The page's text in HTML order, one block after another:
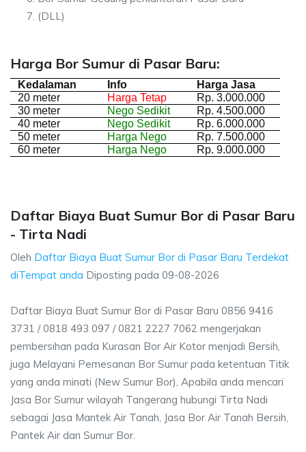
(DLL)
Harga Bor Sumur di Pasar Baru:
Kedalaman Info
Harga Jasa
20 meter
Harga Tetap
Rp. 3.000.000
30 meter
Nego Sedikit
Rp. 4.500.000
40 meter
Nego Sedikit
Rp. 6.000.000
50 meter
Harga Nego
Rp. 7.500.000
60 meter
Harga Nego Rp. 9.000.000
Daftar Biaya Buat Sumur Bor di Pasar Baru
- Tirta Nadi
Oleh Daftar Biaya Buat Sumur Bor di Pasar Baru Terdekat
diTempat anda Diposting pada 09-08-2026
Daftar Biaya Buat Sumur Bor di Pasar Baru 0856 9416
3731 / 0818 493 097 / 0821 2227 7062 mengerjakan
pembersihan pada Kurasan Bor Air Kotor menjadi Bersih,
juga Melayani Pemesanan Bor Sumur pada ketentuan Titik
yang anda minati (New Sumur Bor), Apabila anda mencari
Jasa Bor Sumur wilayah Tangerang hubungi Tirta Nadi
sebagai Jasa Mantek Air Tanah, Jasa Bor Air Tanah Bersih,
Pantek Air dan Sumur Bor.